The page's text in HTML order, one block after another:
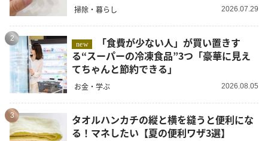
掃除・暮らし 2026.07.29
2
new
る“スーパーの冷凍食品”3つ「豪華に見え
てちゃんと節約できる」
お金・学ぶ 2026.08.05
3
タオルハンカチの縦と横を縫うと便利にな
る！マネしたい【夏の便利ワザ3選】